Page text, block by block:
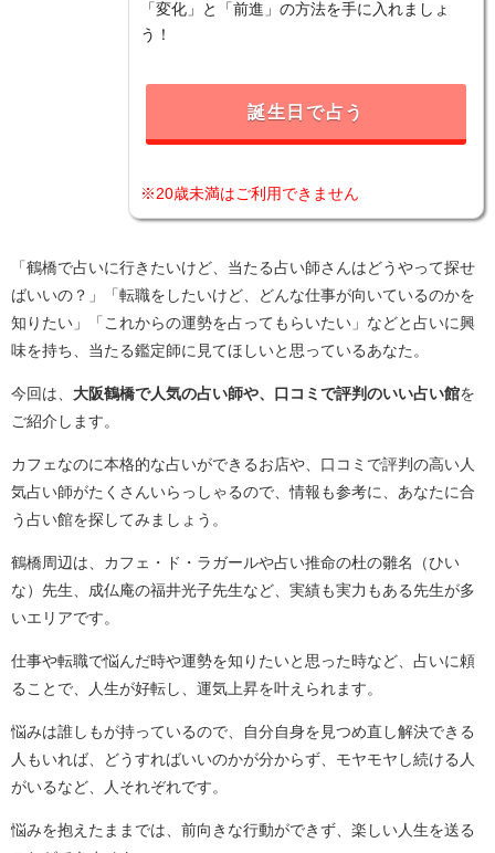
「変化」と「前進」の方法を手に入れましょ
う！
誕生日で占う
※20歳未満はご利用できません
「鶴橋で占いに行きたいけど、当たる占い師さんはどうやって探せ
ばいいの？」「転職をしたいけど、どんな仕事が向いているのかを
知りたい」「これからの運勢を占ってもらいたい」などと占いに興
味を持ち、当たる鑑定師に見てほしいと思っているあなた。
今回は、 大阪鶴橋で人気の占い師や、口コミで評判のいい占い館を
ご紹介します。
カフェなのに本格的な占いができるお店や、口コミで評判の高い人
気占い師がたくさんいらっしゃるので、情報も参考に、あなたに合
う占い館を探してみましょう。
鶴橋周辺は、カフェ・ド・ラガールや占い推命の杜の雛名（ひい
な）先生、成仏庵の福井光子先生など、実績も実力もある先生が多
いエリアです。
仕事や転職で悩んだ時や運勢を知りたいと思った時など、占いに頼
ることで、人生が好転し、運気上昇を叶えられます。
悩みは誰しもが持っているので、自分自身を見つめ直し解決できる
人もいれば、どうすればいいのかが分からず、モヤモヤし続ける人
がいるなど、人それぞれです。
悩みを抱えたままでは、前向きな行動ができず、楽しい人生を送る